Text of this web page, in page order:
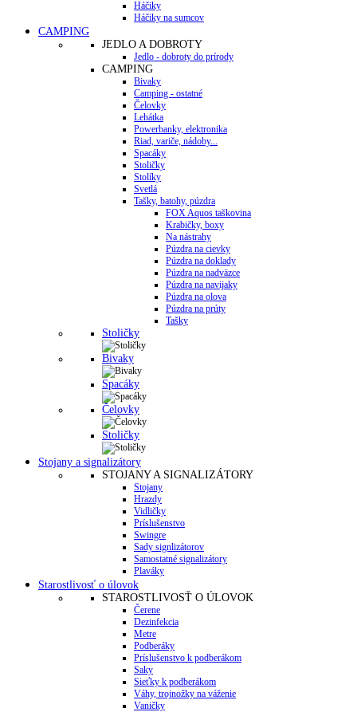
Háčiky
Háčiky na sumcov
CAMPING
JEDLO A DOBROTY
Jedlo - dobroty do prírody
CAMPING
Bivaky
Camping - ostatné
Čelovky
Lehátka
Powerbanky, elektronika
Riad, variče, nádoby...
Spacáky
Stoličky
Stolíky
Svetlá
Tašky, batohy, púzdra
FOX Aquos taškovina
Krabičky, boxy
Na nástrahy
Púzdra na cievky
Púzdra na doklady
Púzdra na nadväzce
Púzdra na navijaky
Púzdra na olova
Púzdra na prúty
Tašky
Stoličky
Bivaky
Spacáky
Čelovky
Stoličky
Stojany a signalizátory
STOJANY A SIGNALIZÁTORY
Stojany
Hrazdy
Vidličky
Príslušenstvo
Swingre
Sady signlizátorov
Samostatné signalizátory
Plaváky
Starostlivosť o úlovok
STAROSTLIVOSŤ O ÚLOVOK
Čerene
Dezinfekcia
Metre
Podberáky
Príslušenstvo k podberákom
Saky
Sieťky k podberákom
Váhy, trojnožky na váženie
Vaničky